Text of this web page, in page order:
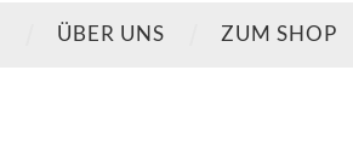
ÜBER UNS ZUM SHOP